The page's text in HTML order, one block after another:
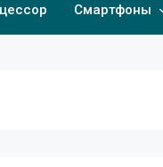
Смартфоны